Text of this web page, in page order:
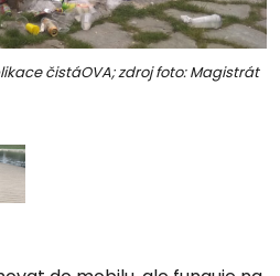
čistáOVA; zdroj foto: Magistrát